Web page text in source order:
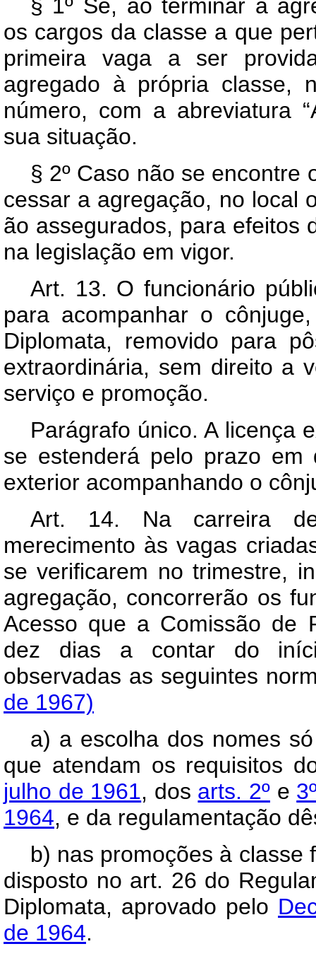
§ 1º Se, ao terminar a
os cargos da classe a que
primeira vaga a ser
agregado à própria classe,
número, com a abreviatura
sua situação.
§ 2º Caso não se encontre
cessar a agregação, no local
ão assegurados, para efeitos
na legislação em vigor.
Art. 13. O funcionário
para acompanhar o
Diplomata, removido para
extraordinária, sem direito a
serviço e promoção.
Parágrafo único. A licença
se estenderá pelo prazo
exterior acompanhando o
Art. 14. Na carreira
merecimento às vagas
se verificarem no trimestre,
agregação, concorrerão os
Acesso que a Comissão de
dez dias a contar do
observadas as
de 1967)
a) a escolha dos nomes
que atendam os requisitos
julho de 1961, dos arts. 2º e
1964, e da regulamentação
b) nas promoções à classe
disposto no art. 26 do
Diplomata, aprovado pelo
de 1964.